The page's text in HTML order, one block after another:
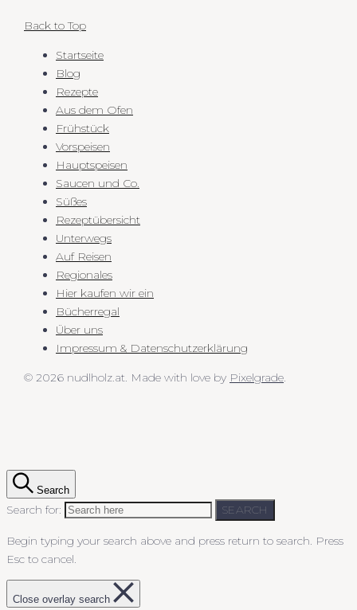
Back to Top
Startseite
Blog
Rezepte
Aus dem Ofen
Frühstück
Vorspeisen
Hauptspeisen
Saucen und Co.
Süßes
Rezeptübersicht
Unterwegs
Auf Reisen
Regionales
Hier kaufen wir ein
Bücherregal
Über uns
Impressum & Datenschutzerklärung
© 2026 nudlholz.at. Made with love by Pixelgrade
Search
Search for: SEARCH
Begin typing your search above and press return to search. Press
Esc to cancel.
Close overlay search